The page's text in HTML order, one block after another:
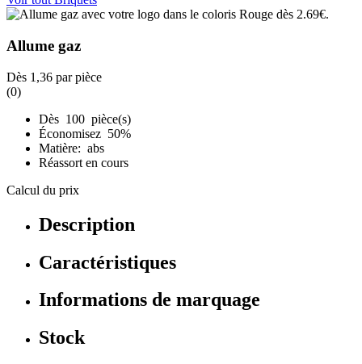
Allume gaz
Dès 1,36 par pièce
(0)
Dès 100 pièce(s)
Économisez 50%
Matière: abs
Réassort en cours
Calcul du prix
Description
Caractéristiques
Informations de marquage
Stock